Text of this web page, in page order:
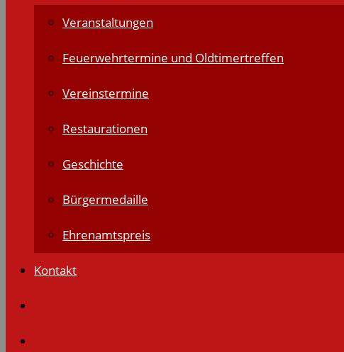
Veranstaltungen
Feuerwehrtermine und Oldtimertreffen
Vereinstermine
Restaurationen
Geschichte
Bürgermedaille
Ehrenamtspreis
Kontakt